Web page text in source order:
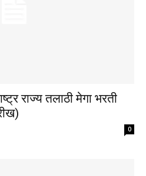
राज्य तलाठी मेगा भरती
0